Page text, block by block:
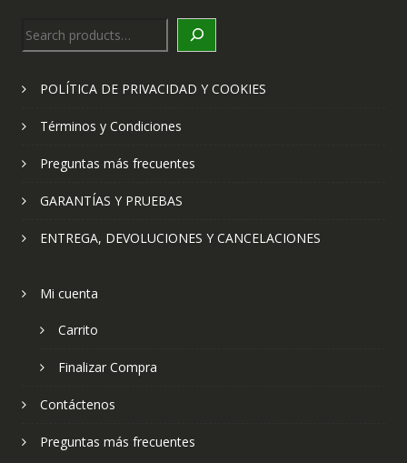
Search
POLÍTICA DE PRIVACIDAD Y COOKIES
Términos y Condiciones
Preguntas más frecuentes
GARANTÍAS Y PRUEBAS
ENTREGA, DEVOLUCIONES Y CANCELACIONES
Mi cuenta
Carrito
Finalizar Compra
Contáctenos
Preguntas más frecuentes